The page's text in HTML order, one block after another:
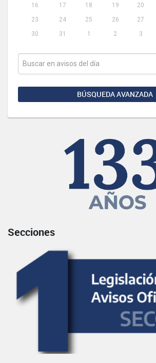
16
17 18 19 20
23
24 25 26 27
30
31 1 2 3
BÚSQUEDA AVANZADA
Secciones